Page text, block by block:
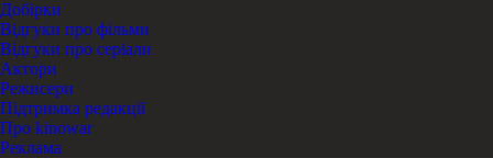
Добірки
Відгуки про фільми
Відгуки про серіали
Актори
Режисери
Підтримка редакції
Про kinowar
Реклама